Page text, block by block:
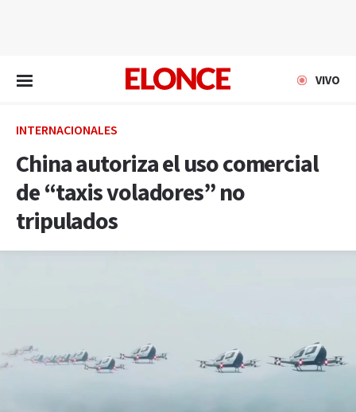
VIVO
INTERNACIONALES
China autoriza el uso comercial
de “taxis voladores” no
tripulados